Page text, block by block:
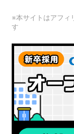
※本サイトはアフィ
す